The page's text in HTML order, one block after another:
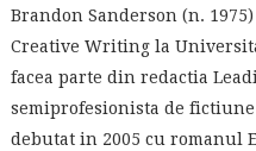
Brandon Sanderson (n.
Creative Writing la
facea parte din redactia
semiprofesionista de
debutat in 2005 cu romanul